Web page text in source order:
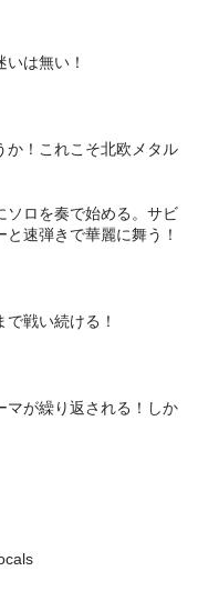
は無い！
か！これこそ北欧メタル
ソロを奏で始める。サビ
速弾きで華麗に舞う！
戦い続ける！
マが繰り返される！しか